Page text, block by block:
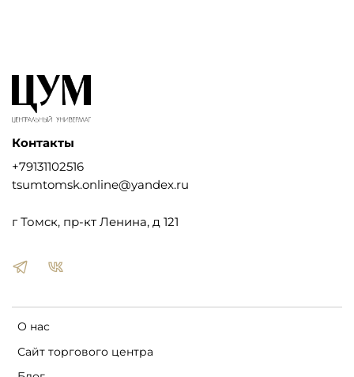
О нас
Сайт торгового центра
Контакты
+79131102516
tsumtomsk.online@yandex.ru
г Томск, пр-кт Ленина, д 121